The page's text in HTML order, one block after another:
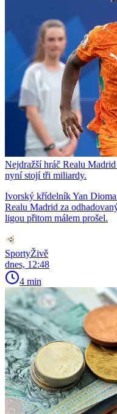
Nejdražší hráč Realu
nyní stojí tři miliardy.
Ivorský křídelník Yan
Realu Madrid za
ligou přitom málem prošel.
SportyŽivě
dnes, 12:48
4 min